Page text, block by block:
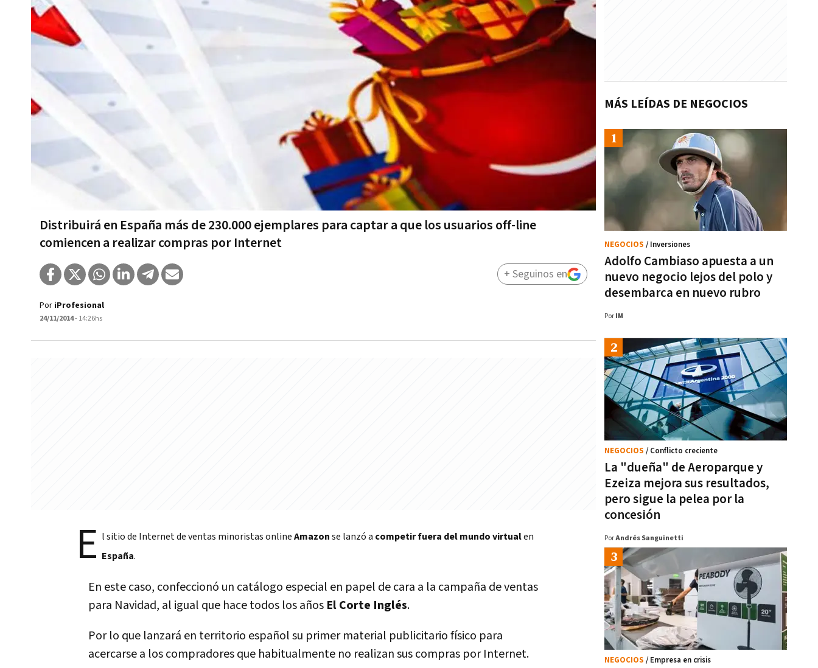
Distribuirá en España más de 230.000 ejemplares para captar a que los usuarios off-line
comiencen a realizar compras por Internet
Por iProfesional
24/11/2014- 14:26hs
+ Seguinos en
E l sitio de Internet de ventas minoristas onlineAmazonse lanzó a competir fuera del mundo virtualen
España.
En este caso, confeccionó un catálogo especial en papel de cara a la campaña de ventas
para Navidad, al igual que hace todos los años El Corte Inglés.
Por lo que lanzará en territorio español su primer material publicitario físico para
acercarse a los compradores que habitualmente no realizan sus compras por Internet.
MÁS LEÍDAS DE NEGOCIOS
Adolfo Cambiaso apuesta a un
nuevo negocio lejos del polo y
desembarca en nuevo rubro
NEGOCIOS / Inversiones
Por IM
La "dueña" de Aeroparque y
Ezeiza mejora sus resultados,
pero sigue la pelea por la
concesión
NEGOCIOS / Conflicto creciente
PorAndrés Sanguinetti
NEGOCIOS / Empresa en crisis